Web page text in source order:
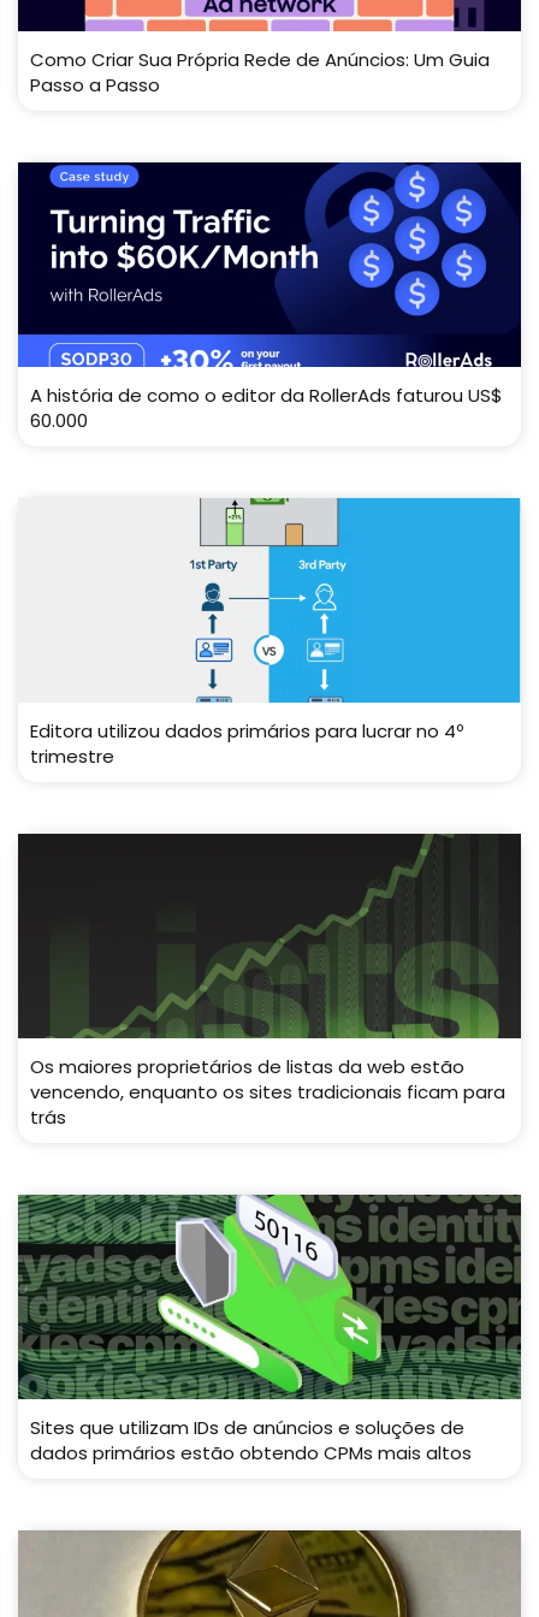
Como Criar Sua Própria Rede de Anúncios: Um Guia
Passo a Passo
A história de como o editor da RollerAds faturou US$
60.000
Editora utilizou dados primários para lucrar no 4º
trimestre
Os maiores proprietários de listas da web estão
vencendo, enquanto os sites tradicionais ficam para
trás
Sites que utilizam IDs de anúncios e soluções de
dados primários estão obtendo CPMs mais altos